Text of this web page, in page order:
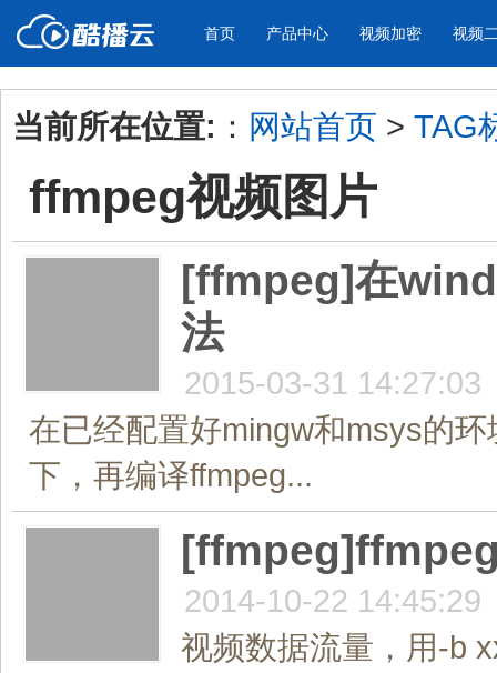
首页 产品中心
产品与新功能
视频加密防下载防录屏
教学课程全终端视频加密
防下载/防盗录/防录屏/防篡改
帮助企业视频
视频加密 视频
应用场景
企业宣传
为个人网站、博客论坛，添加视频
年会节目
当前所在位置: ： 网站首页 > TAG
ffmpeg视频图片
[ffmpeg]在
法
2015-03-31 14:27:03
在已经配置好mingw和msys的
下，再编译ffmpeg...
2014-10-22 14:45:29
视频数据流量，用-b